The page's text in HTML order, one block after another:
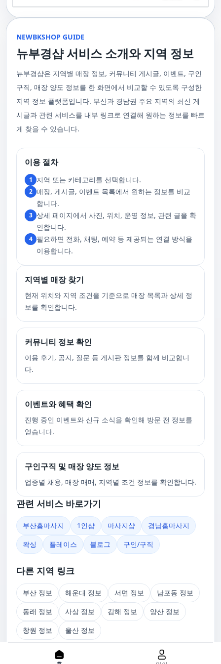
장을 원하실 때는 언제든지 후불제로 예약하실 수 있어요, 이점 참고해주세
요. 사전에 예약하시면 더욱 쾌적한 부산 러시아 홈케어 서비스를 경험하실
대한 많은 관심 덕분에, 부경샵은 필요한 요구 사항들을 간단하게 필수적인
것들로 정리했어요. 이 가이드라인을 따라주시면, 서비스 이용 중에 문제가
생기지 않을 거예요. 첫째로, 너무 많은 알코올을 섭취해 만취 상태일 경우에
게 좋아요.서비스 당일에는 부경샵과의 원활한 의사소통이 중요해요, 그래
서 공중전화나 발신 제한으로는 연락이 어려워요. 또한, 자주 예약을 취소하
거나 예약 없이 나타나지 않는 경우, 앞으로 예약하기가 어려워질 수 있으니
가격으로 경험해 보세요.터치 -> 부경샵 홈페이지 터치 -> 더욱 새로워진 뉴
부경샵 홈페이지 터치 -> 부경샵앱 다운로드 - Google Play
원 코스에 대한 궁금증이 있으시다면, 전화를 통한 상담을 추천드립니다.
부산 일본인 홈케어는 대면 서비스의 특성상, 직접 통화를 통한 문의와 예약
시면, 부경샵은 그에 최적화된 서비스를 제공하기 위해 최선을 다할 것입니
다. 언제든지 필요하실 때, 편리한 상담과 지원이 준비되어 있으니 주저하지
마시고 연락 주세요. 부산 일본인 홈케어 이용 방법에 대해서는, 서비스의
핵심은 바로 고객님의 현재 위치에서 직접 찾아가는 것입니다. 이 방식을 통
등, 자신만의 공간에서 편안한 맞춤형 마사지를 받으실 수 있습니다. 최근
한 마사지 서비스를 제공하기 위해 노력하고 있습니다. 부경샵의 주된 목적
은 고객님들이 긴장을 해소하고 새로운 활력을 얻을 수 있는 피난처를 마련
하는 것입니다. 또한, 부경샵 한국과 태국, 일본에서 온 관리사 중 선택이 가
능하며, 다른 곳에서 찾아볼 수 없는 독특한 기술과 마음가짐을 가진 관리사
를 자랑합니다. 이러한 품질은 비교할 수 없는 수준입니다. 서비스의 질을
더욱 높이기 위해, 부경샵은 지속적으로 우수한 일본인 관리사를 모집 중입
서비스를 경험하실 수 있습니다. 마지막으로 부산 일본인 홈케어 서비스를
이용하시기 전에, 아래 주의사항을 상세히 확인하시고 예약을 진행해 주시
기 바랍니다. 부경샵 서비스에 대한 높은 수요를 감안하여, 이용 요건을 간
소화하여 필수적인 사항으로 명시했습니다. 이 가이드라인을 따르시면, 서
비스 이용 중 문제가 발생하지 않을 것입니다. 특히, 과도한 알코올 섭취로
인해 만취 상태에서는 서비스 이용에 제한을 두고 있음을 명확히 합니다. 이
러한 상태에서는 다음 기회에 이용해 주시길 부탁드립니다. 서비스 도착 시
원활한 의사소통이 이루어질 수 있도록, 저희와의 연락이 반드시 가능해야
합니다. 이에 공중전화 사용이나 발신 번호 표시 제한으로의 통화는 받지 않
고 있습니다. 또한, 자주 발생하는 예약 취소나 무단으로 예약을 취소할 경
우, 향후 서비스 예약에 제약이 생길 수 있음을 알려드립니다. 시간을 효율적
으로 사용하며, 합리적인 가격으로 부경샵만의 특별한 경험을 하실 수 있습
정기적으로 받는 마사지입니다.2. 타이 마사지 타이 마사지는 동양의 전통
적인 마사지 방법으로, 신체의 스트레칭과 압력 포인트를 조합하여 신체의
균형을 맞추는 데 중점을 둡니다. 이 마사지는 유연성을 증진시키고 근육의
사지는 신체의 긴장을 풀어주고, 스트레스를 감소시키며, 전반적인 신체 기
서 유래한 마사지 방법으로, 의자에 앉은 상태에서 받을 수 있어 사무실이나
집에서도 쉽게 즐길 수 있습니다. 이 마사지는 특히 허리와 어깨의 피로를 해
소하는 데 효과적이며, 신체의 전반적인 이완을 도와 스트레스 감소에 도움
을 줍니다. 샤이츠 마사지는 짧은 시간에 효과적인 이완을 제공하여, 바쁜 일
상 속에서 짧은 휴식을 필요로 하는 현대인에게 적합합니다.4. 발 마사지 발
마사지는 발과 발목을 중심으로 이루어지는 마사지로, 신체의 균형을 유지
하고 전반적인 피로를 풀어주는 데 중점을 둡니다. 이 마사지는 발의 압력점
을 개선합니다. 발 마사지는 특히 장시간 서 있거나 걷는 일이 많은 사람들에
게 추천되며, 발의 피로 뿐만 아니라 전체적인 신체의 건강과 웰빙에도 긍정
적인 영향을 줍니다.부경샵 앱을 통해 부산 남포동 지역의 고객들은 이러한
춤형 서비스를 즐길 수 있습니다.출장마사지는 부경샵 ↓↓↓ 클릭
https://bkshop.kr/더욱 새로워진 출장마사지 뉴부경샵↓↓↓ 클릭
https://newbkshop.com/출장마사지 부경샵앱 다운로드↓↓↓ 클릭
https://play.google.com/store/apps/details?
울 수 있는 이런 부경샵에서 예약하시는 것을 추천드립니다.때론, 그냥 누워
부산꿀통 디시에서 제공하는 서비스는 여러분에게 새로운 힐링의 기회를 제
사지는 여러분의 체질 개선, 스트레스 해소, 마음의 안정 등 다양한 효능을
가져다줍니다. 이와 같이 부산꿀통 디시의 마사지는 여러분의 건강을 지키
간을 가질 수 있게 해줍니다. 그리고 이런 부산꿀통 디시의 서비스를 편리하
게 예약하고 이용할 수 있게 도와주는 '부경샵' 어플은 부산과 경남 지역에서
최고의 마사지 어플로 추천받고 있습니다. 복잡한 예약 과정 없이, 부담 없이
부산꿀통 디시의 서비스를 이용하려는 분들께 부경샵 어플을 강력히 추천드
립니다.여러분의 건강과 힐링을 위해, 부산꿀통 디시와 부경샵이 함께하며,
모든 고민과 걱정 속에서 여러분을 위로하고 도와드리겠습니다. 부산꿀통
부산꿀통 디시의 건강한 마사지와 쾌적한 분위기 속에서 행복과 건강을 찾
주급
NEWBKSHOP GUIDE
뉴부경샵 서비스 소개와 지역 정보
뉴부경샵은 지역별 매장 정보, 커뮤니티 게시글, 이벤트, 구인
구직, 매장 양도 정보를 한 화면에서 비교할 수 있도록 구성한
지역 정보 플랫폼입니다. 부산과 경남권 주요 지역의 최신 게
시글과 관련 서비스를 내부 링크로 연결해 원하는 정보를 빠르
게 찾을 수 있습니다.
이용 절차
1 지역 또는 카테고리를 선택합니다.
2 매장, 게시글, 이벤트 목록에서 원하는 정보를 비교
합니다.
3 상세 페이지에서 사진, 위치, 운영 정보, 관련 글을 확
인합니다.
4 필요하면 전화, 채팅, 예약 등 제공되는 연결 방식을
이용합니다.
지역별 매장 찾기
현재 위치와 지역 조건을 기준으로 매장 목록과 상세 정
보를 확인합니다.
커뮤니티 정보 확인
이용 후기, 공지, 질문 등 게시판 정보를 함께 비교합니
다.
이벤트와 혜택 확인
진행 중인 이벤트와 신규 소식을 확인해 방문 전 정보를
얻습니다.
구인구직 및 매장 양도 정보
업종별 채용, 매장 매매, 지역별 조건 정보를 확인합니다.
관련 서비스 바로가기
부산홈마사지 1인샵 마사지샵
경남홈마사지
왁싱
플레이스 블로그 구인/구직
다른 지역 링크
부산 정보 해운대 정보 서면 정보
남포동 정보
동래 정보
사상 정보 김해 정보
양산 정보
창원 정보
울산 정보